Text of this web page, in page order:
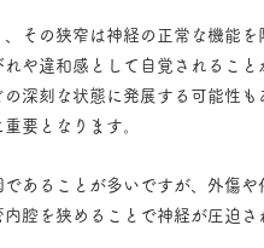
その狭窄は神経の正常な機能
や違和感として自覚されるこ
深刻な状態に発展する可能性も
要となります。
あることが多いですが、外傷や
腔を狭めることで神経が圧迫さ